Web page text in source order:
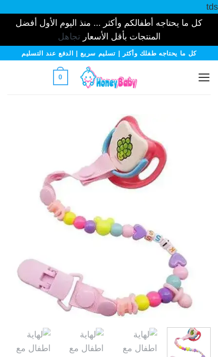
tds
كل ما يحتاجه أطفالكم وأكثر ... منذ اليوم الأول أفضل
المنتجات بأقل الأسعارتجاهل
تخطيكل ما يحتاجه طفلك وأكثر | تسليم سريع | الدفع عند التسليم
0